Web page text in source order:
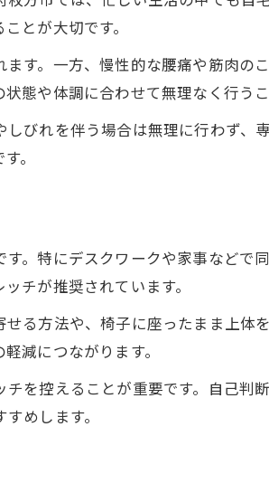
リズムの整え方
食生活の見直し方
運動習慣の作り方
NG行動とは
険なストレッチとは
違った対処例
姿勢と動作
緩和のヒント
したいポイント
でできる方法
トレッチと体操
とが大切です。
す。一方、慢性的な腰痛や筋肉の
態や体調に合わせて無理なく行うこ
びれを伴う場合は無理に行わず、
。
。特にデスクワークや家事などで
チが推奨されています。
る方法や、椅子に座ったまま上体
減につながります。
を控えることが重要です。自己判
めします。